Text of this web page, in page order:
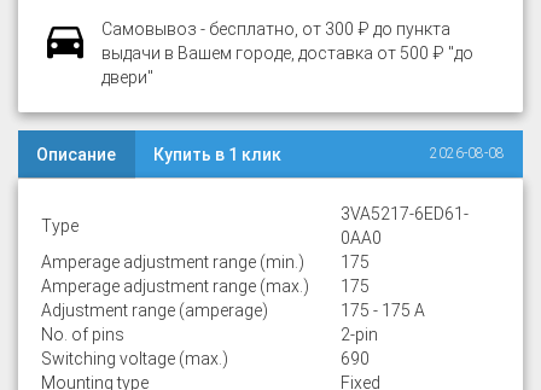
Самовывоз - бесплатно, от 300 ₽ до пункта
выдачи в Вашем городе, доставка от 500 ₽ "до
двери"
Описание Купить в 1 клик 2026-08-08
Type
3VA5217-6ED61-
0AA0
Amperage adjustment range (min.)
175
Amperage adjustment range (max.)
175
Adjustment range (amperage)
175 - 175 A
No. of pins
2-pin
Switching voltage (max.)
690
Mounting type
Fixed